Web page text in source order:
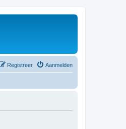
Aanmelden
Registreer